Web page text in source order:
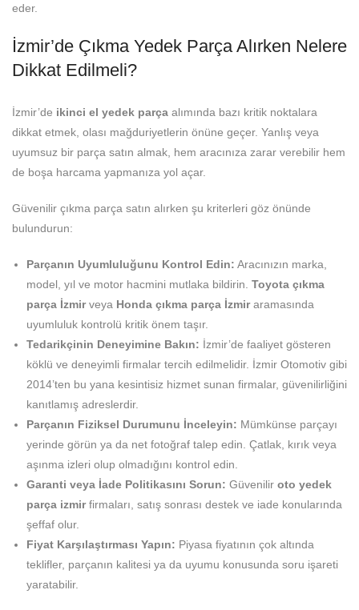
eder.
İzmir’de Çıkma Yedek Parça Alırken Nelere
Dikkat Edilmeli?
İzmir’de ikinci el yedek parça alımında bazı kritik noktalara
dikkat etmek, olası mağduriyetlerin önüne geçer. Yanlış veya
uyumsuz bir parça satın almak, hem aracınıza zarar verebilir hem
de boşa harcama yapmanıza yol açar.
Güvenilir çıkma parça satın alırken şu kriterleri göz önünde
bulundurun:
Parçanın Uyumluluğunu Kontrol Edin: Aracınızın marka,
model, yıl ve motor hacmini mutlaka bildirin. Toyota çıkma
parça İzmirveya Honda çıkma parça İzmiraramasında
uyumluluk kontrolü kritik önem taşır.
Tedarikçinin Deneyimine Bakın: İzmir’de faaliyet gösteren
köklü ve deneyimli firmalar tercih edilmelidir. İzmir Otomotiv gibi
2014’ten bu yana kesintisiz hizmet sunan firmalar, güvenilirliğini
kanıtlamış adreslerdir.
Parçanın Fiziksel Durumunu İnceleyin: Mümkünse parçayı
yerinde görün ya da net fotoğraf talep edin. Çatlak, kırık veya
aşınma izleri olup olmadığını kontrol edin.
Garanti veya İade Politikasını Sorun: Güvenilir oto yedek
parça izmirfirmaları, satış sonrası destek ve iade konularında
şeffaf olur.
Fiyat Karşılaştırması Yapın: Piyasa fiyatının çok altında
teklifler, parçanın kalitesi ya da uyumu konusunda soru işareti
yaratabilir.